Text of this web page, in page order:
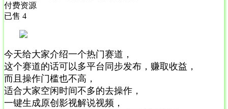
付费资源
已售 4
今天给大家介绍一个热门赛道，
这个赛道的话可以多平台同步发布，赚取收益，
而且操作门槛也不高，
适合大家空闲时间不多的去操作，
一键生成原创影视解说视频，